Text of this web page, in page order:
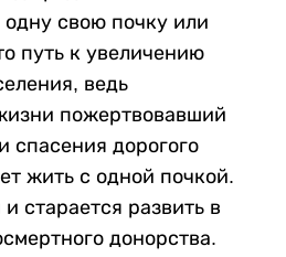
свою почку или
путь к увеличению
ведь
пожертвовавший
спасения дорогого
жить с одной почкой.
старается развить в
донорства.